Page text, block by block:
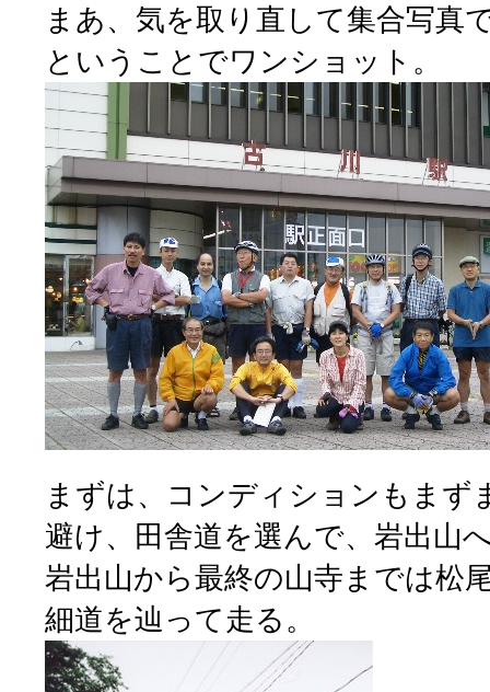
まあ、気を取り直して集合写真
ということでワンショット。
まずは、コンディションもまず
避け、田舎道を選んで、岩出山
岩出山から最終の山寺までは松
細道を辿って走る。